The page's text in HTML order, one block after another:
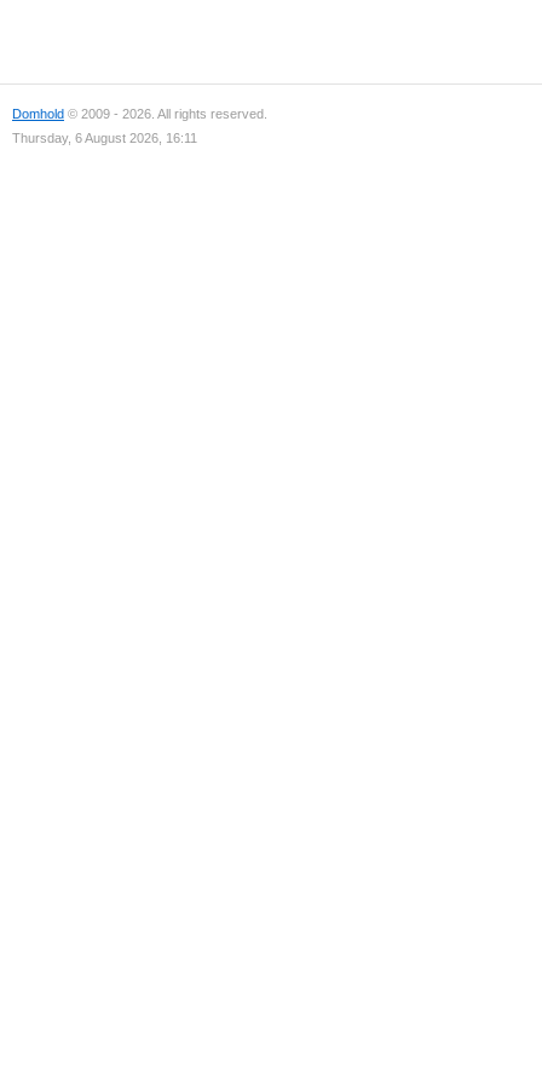
Domhold © 2009 - 2026. All rights reserved.
Thursday, 6 August 2026, 16:11